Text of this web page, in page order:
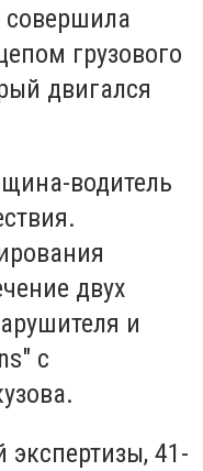
совершила
грузового
двигался
водитель
двух
и
с
41-